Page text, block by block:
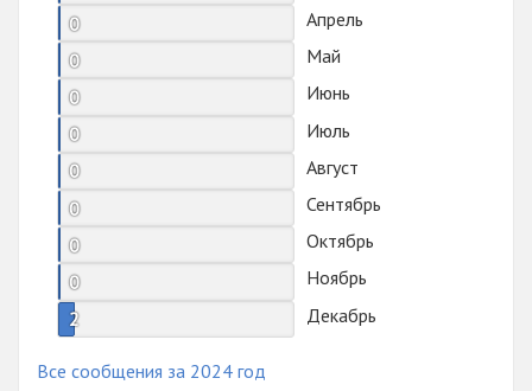
0
Апрель
0
Май
0
Июнь
0
Июль
0
Август
0
Сентябрь
0
Октябрь
0
Ноябрь
2
Декабрь
Все сообщения за 2024 год